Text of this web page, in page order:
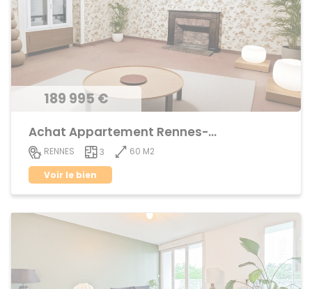
189 995 €
Achat Appartement Rennes-Cleunay
RENNES 3
60 M2
Voir le bien